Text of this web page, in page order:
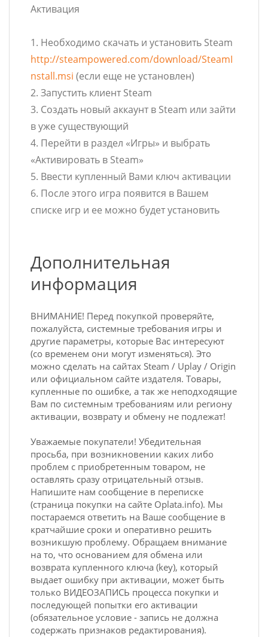
Активация
1. Необходимо скачать и установить Steam
http://steampowered.com/download/SteamI
nstall.msi (если еще не установлен)
2. Запустить клиент Steam
3. Создать новый аккаунт в Steam или зайти
в уже существующий
4. Перейти в раздел «Игры» и выбрать
«Активировать в Steam»
5. Ввести купленный Вами ключ активации
6. После этого игра появится в Вашем
списке игр и ее можно будет установить
Дополнительная
информация
ВНИМАНИЕ! Перед покупкой проверяйте,
пожалуйста, системные требования игры и
другие параметры, которые Вас интересуют
(со временем они могут изменяться). Это
можно сделать на сайтах Steam / Uplay / Origin
или официальном сайте издателя. Товары,
купленные по ошибке, а так же неподходящие
Вам по системным требованиям или региону
активации, возврату и обмену не подлежат!
Уважаемые покупатели! Убедительная
просьба, при возникновении каких либо
проблем с приобретенным товаром, не
оставлять сразу отрицательный отзыв.
Напишите нам сообщение в переписке
(страница покупки на сайте Oplata.info). Мы
постараемся ответить на Ваше сообщение в
кратчайшие сроки и оперативно решить
возникшую проблему. Обращаем внимание
на то, что основанием для обмена или
возврата купленного ключа (key), который
выдает ошибку при активации, может быть
только ВИДЕОЗАПИСЬ процесса покупки и
последующей попытки его активации
(обязательное условие - запись не должна
содержать признаков редактирования).